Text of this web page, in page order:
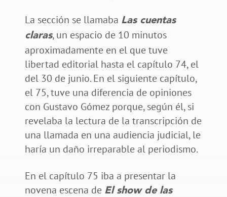
La sección se llamaba Las cuentas
claras, un espacio de 10 minutos
aproximadamente en el que tuve
libertad editorial hasta el capítulo 74, el
del 30 de junio. En el siguiente capítulo,
el 75, tuve una diferencia de opiniones
con Gustavo Gómez porque, según él, si
revelaba la lectura de la transcripción de
una llamada en una audiencia judicial, le
haría un daño irreparable al periodismo.
En el capítulo 75 iba a presentar la
novena escena de El show de las